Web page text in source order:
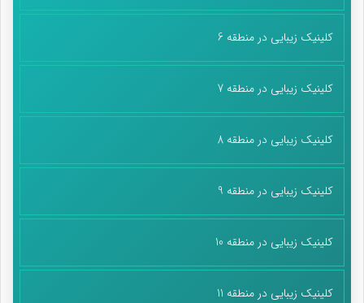
کلینیک زیبایی در منطقه 6
کلینیک زیبایی در منطقه 7
کلینیک زیبایی در منطقه 8
کلینیک زیبایی در منطقه 9
کلینیک زیبایی در منطقه 10
کلینیک زیبایی در منطقه 11